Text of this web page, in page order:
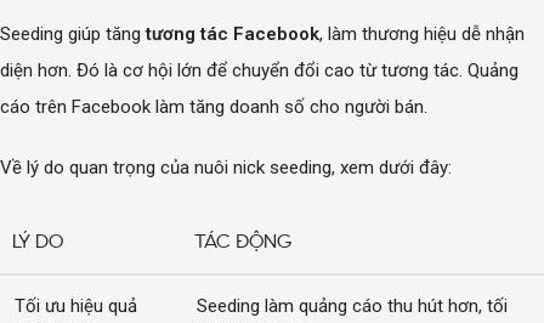
Seeding giúp tăngtương tác Facebook, làm thương hiệu dễ nhận
diện hơn. Đó là cơ hội lớn để chuyển đổi cao từ tương tác. Quảng
cáo trên Facebook làm tăng doanh số cho người bán.
Về lý do quan trọng của nuôi nick seeding, xem dưới đây:
LÝ DO TÁC ĐỘNG
Tối ưu hiệu quả
Seeding làm quảng cáo thu hút hơn, tối